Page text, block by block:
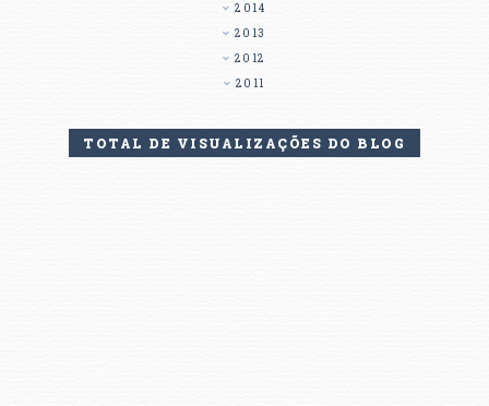
2014
2013
2012
2011
TOTAL DE VISUALIZAÇÕES DO BLOG